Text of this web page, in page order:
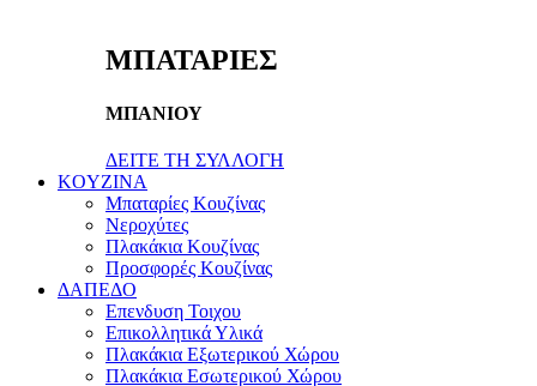
ΜΠΑΤΑΡΙΕΣ
ΜΠΑΝΙΟΥ
ΔΕΙΤΕ ΤΗ ΣΥΛΛΟΓΗ
KOYZINA
Μπαταρίες Κουζίνας
Νεροχύτες
Πλακάκια Κουζίνας
Προσφορές Κουζίνας
ΔΑΠΕΔΟ
Επενδυση Τοιχου
Επικολλητικά Υλικά
Πλακάκια Εξωτερικού Χώρου
Πλακάκια Εσωτερικού Χώρου